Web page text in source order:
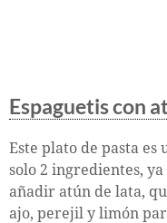
Espaguetis con
Este plato de pasta
solo 2 ingredientes,
añadir atún de lata,
ajo, perejil y limón